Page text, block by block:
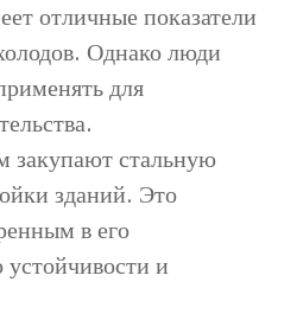
отличные показатели
Однако люди
для
закупают стальную
зданий. Это
в его
устойчивости и